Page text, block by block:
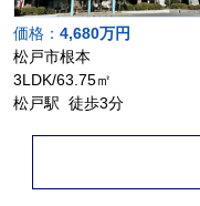
価格： 4,680万円
松戸市根本
3LDK/63.75㎡
松戸駅 徒歩3分